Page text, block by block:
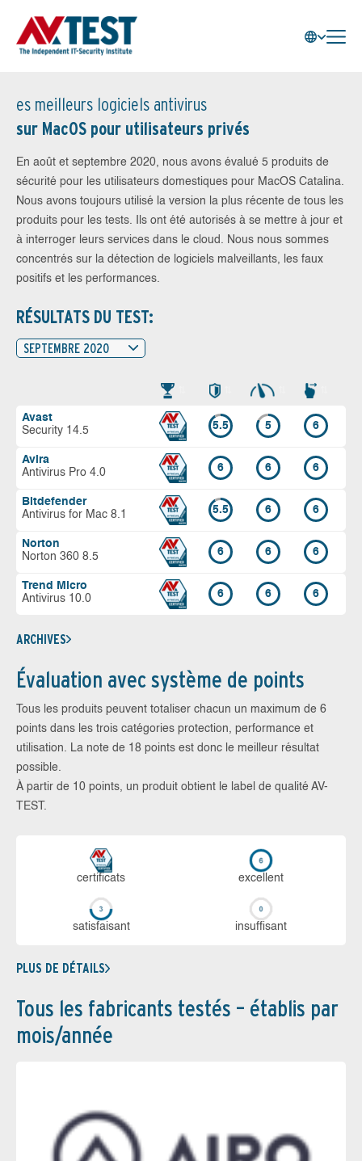
es meilleurs logiciels antivirus
sur MacOS pour utilisateurs privés
En août et septembre 2020, nous avons évalué 5 produits de
sécurité pour les utilisateurs domestiques pour MacOS Catalina.
Nous avons toujours utilisé la version la plus récente de tous les
produits pour les tests. Ils ont été autorisés à se mettre à jour et
à interroger leurs services dans le cloud. Nous nous sommes
concentrés sur la détection de logiciels malveillants, les faux
positifs et les performances.
RÉSULTATS DU TEST:
SEPTEMBRE 2020
Avast
Security 14.5
5.5 5 6
Avira
Antivirus Pro 4.0
6 6 6
Bitdefender
Antivirus for Mac 8.1
5.5 6 6
Norton
Norton 360 8.5
6 6 6
Trend Micro
Antivirus 10.0
6 6 6
ARCHIVES
Évaluation avec système de points
Tous les produits peuvent totaliser chacun un maximum de 6
points dans les trois catégories protection, performance et
utilisation. La note de 18 points est donc le meilleur résultat
possible.
À partir de 10 points, un produit obtient le label de qualité AV-
TEST.
certi­ficats ex­cellent
sa­tis­fai­sant in­suf­fi­sant
PLUS DE DÉTAILS
Tous les fabricants testés – établis par
mois/année